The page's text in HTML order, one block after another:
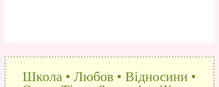
Школа • Любов • Відносини •